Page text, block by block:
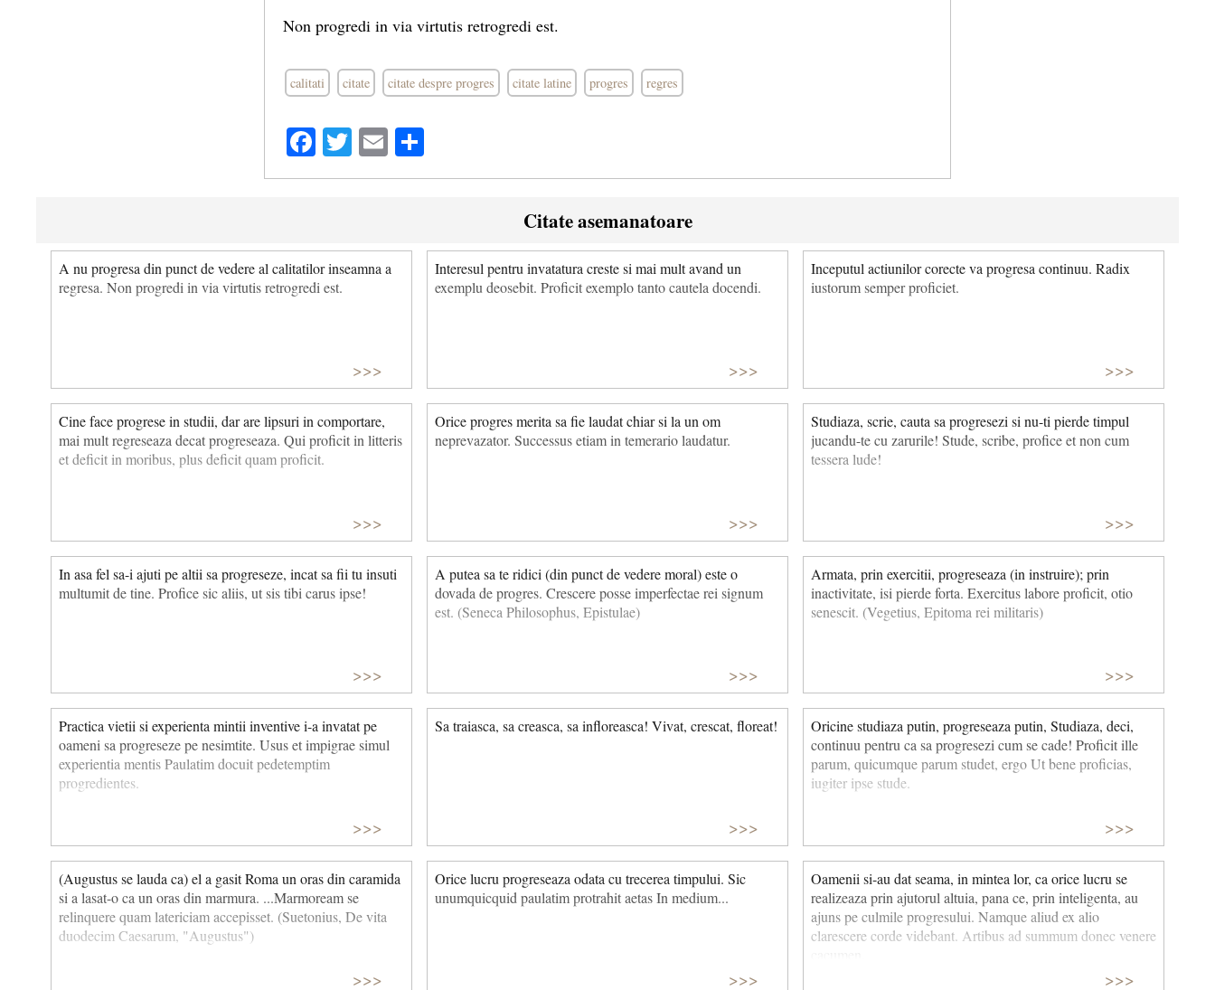
Non progredi in via virtutis retrogredi est.
calitati citate citate despre progres citate latine progres regres
Facebook
Twitter
Email
Citate asemanatoare
A nu progresa din punct de vedere al calitatilor inseamna a
regresa. Non progredi in via virtutis retrogredi est.
>>>
Interesul pentru invatatura creste si mai mult avand un
exemplu deosebit. Proficit exemplo tanto cautela docendi.
>>>
Inceputul actiunilor corecte va progresa continuu. Radix
iustorum semper proficiet.
>>>
Cine face progrese in studii, dar are lipsuri in comportare,
mai mult regreseaza decat progreseaza. Qui proficit in litteris
et deficit in moribus, plus deficit quam proficit.
>>>
Orice progres merita sa fie laudat chiar si la un om
neprevazator. Successus etiam in temerario laudatur.
>>>
Studiaza, scrie, cauta sa progresezi si nu-ti pierde timpul
jucandu-te cu zarurile! Stude, scribe, profice et non cum
tessera lude!
>>>
In asa fel sa-i ajuti pe altii sa progreseze, incat sa fii tu insuti
multumit de tine. Profice sic aliis, ut sis tibi carus ipse!
>>>
A putea sa te ridici (din punct de vedere moral) este o
dovada de progres. Crescere posse imperfectae rei signum
est. (Seneca Philosophus, Epistulae)
>>>
Armata, prin exercitii, progreseaza (in instruire); prin
inactivitate, isi pierde forta. Exercitus labore proficit, otio
senescit. (Vegetius, Epitoma rei militaris)
>>>
Practica vietii si experienta mintii inven­tive i-a invatat pe
oameni sa progreseze pe nesimtite. Usus et impigrae simul
experientia mentis Paulatim docuit pedetemptim
progredientes.
>>>
Sa traiasca, sa creasca, sa infloreasca! Vivat, crescat, floreat!
>>>
Oricine studiaza putin, progreseaza putin, Studiaza, deci,
continuu pentru ca sa progresezi cum se cade! Proficit ille
parum, quicumque parum studet, ergo Ut bene proficias,
iugiter ipse stude.
>>>
(Augustus se lauda ca) el a gasit Roma un oras din caramida
si a lasat-o ca un oras din marmura. ...Marmoream se
relinquere quam latericiam accepisset. (Suetonius, De vita
duodecim Caesarum, "Augustus")
>>>
Orice lucru progreseaza odata cu trecerea timpului. Sic
unumquicquid paulatim protrahit aetas In medium...
>>>
Oamenii si-au dat seama, in mintea lor, ca orice lucru se
realizeaza prin ajutorul altuia, pana ce, prin inteligenta, au
ajuns pe culmile progresului. Namque aliud ex alio
clarescere corde videbant. Artibus ad summum donec venere
>>>